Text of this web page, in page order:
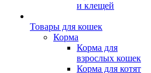
и клещей
Товары для кошек
Корма
Корма для
взрослых кошек
Корма для котят